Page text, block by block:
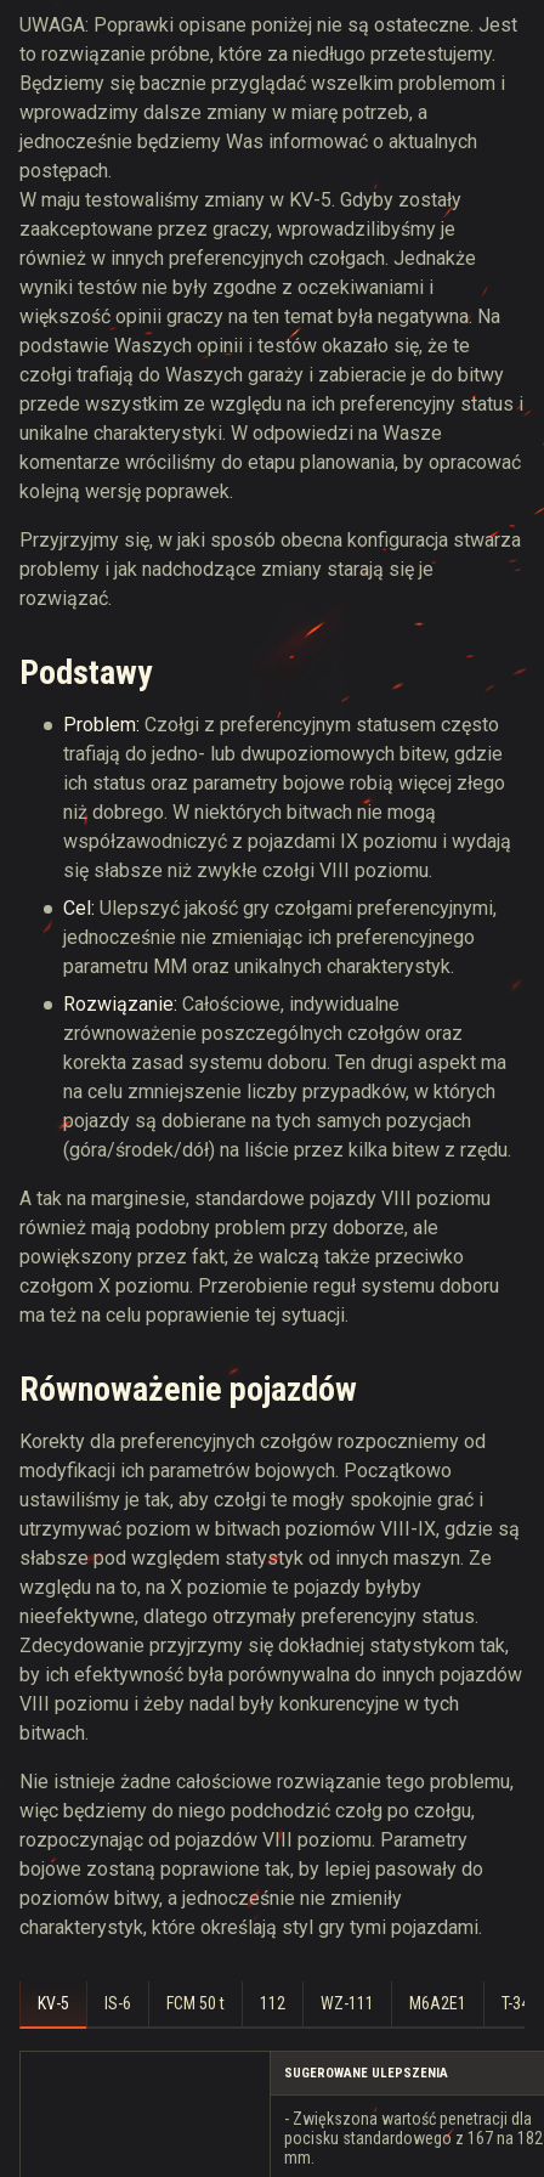
UWAGA: Poprawki opisane poniżej nie są ostateczne. Jest
to rozwiązanie próbne, które za niedługo przetestujemy.
Będziemy się bacznie przyglądać wszelkim problemom i
wprowadzimy dalsze zmiany w miarę potrzeb, a
jednocześnie będziemy Was informować o aktualnych
postępach.
W maju testowaliśmy zmiany w KV-5. Gdyby zostały
zaakceptowane przez graczy, wprowadzilibyśmy je
również w innych preferencyjnych czołgach. Jednakże
wyniki testów nie były zgodne z oczekiwaniami i
większość opinii graczy na ten temat była negatywna. Na
podstawie Waszych opinii i testów okazało się, że te
czołgi trafiają do Waszych garaży i zabieracie je do bitwy
przede wszystkim ze względu na ich preferencyjny status i
unikalne charakterystyki. W odpowiedzi na Wasze
komentarze wróciliśmy do etapu planowania, by opracować
kolejną wersję poprawek.
Przyjrzyjmy się, w jaki sposób obecna konfiguracja stwarza
problemy i jak nadchodzące zmiany starają się je
rozwiązać.
Podstawy
Problem: Czołgi z preferencyjnym statusem często
trafiają do jedno- lub dwupoziomowych bitew, gdzie
ich status oraz parametry bojowe robią więcej złego
niż dobrego. W niektórych bitwach nie mogą
współzawodniczyć z pojazdami IX poziomu i wydają
się słabsze niż zwykłe czołgi VIII poziomu.
Cel: Ulepszyć jakość gry czołgami preferencyjnymi,
jednocześnie nie zmieniając ich preferencyjnego
parametru MM oraz unikalnych charakterystyk.
Rozwiązanie: Całościowe, indywidualne
zrównoważenie poszczególnych czołgów oraz
korekta zasad systemu doboru. Ten drugi aspekt ma
na celu zmniejszenie liczby przypadków, w których
pojazdy są dobierane na tych samych pozycjach
(góra/środek/dół) na liście przez kilka bitew z rzędu.
A tak na marginesie, standardowe pojazdy VIII poziomu
również mają podobny problem przy doborze, ale
powiększony przez fakt, że walczą także przeciwko
czołgom X poziomu. Przerobienie reguł systemu doboru
ma też na celu poprawienie tej sytuacji.
Równoważenie pojazdów
Korekty dla preferencyjnych czołgów rozpoczniemy od
modyfikacji ich parametrów bojowych. Początkowo
ustawiliśmy je tak, aby czołgi te mogły spokojnie grać i
utrzymywać poziom w bitwach poziomów VIII-IX, gdzie są
słabsze pod względem statystyk od innych maszyn. Ze
względu na to, na X poziomie te pojazdy byłyby
nieefektywne, dlatego otrzymały preferencyjny status.
Zdecydowanie przyjrzymy się dokładniej statystykom tak,
by ich efektywność była porównywalna do innych pojazdów
VIII poziomu i żeby nadal były konkurencyjne w tych
bitwach.
Nie istnieje żadne całościowe rozwiązanie tego problemu,
więc będziemy do niego podchodzić czołg po czołgu,
rozpoczynając od pojazdów VIII poziomu. Parametry
bojowe zostaną poprawione tak, by lepiej pasowały do
poziomów bitwy, a jednocześnie nie zmieniły
charakterystyk, które określają styl gry tymi pojazdami.
KV-5 IS-6 FCM 50 t 112 WZ-111 M6A2E1 T-34-3
SUGEROWANE ULEPSZENIA
- Zwiększona wartość penetracji dla
pocisku standardowego z 167 na 182
mm.